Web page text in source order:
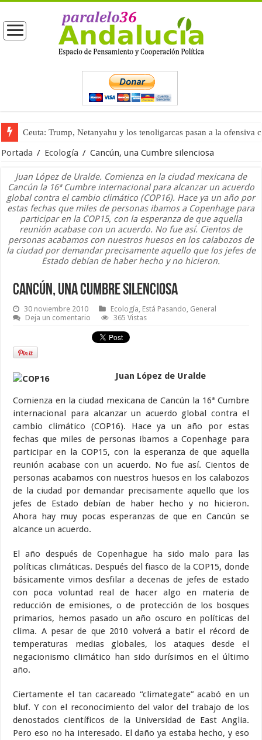
Ceuta: Trump, Netanyahu y los tenoligarcas pasan a la ofensiva
La masificación turística (tercera parte)
Portada / Ecología / Cancún, una Cumbre silenciosa
Juan López de Uralde. Comienza en la ciudad mexicana de
Cancún la 16ª Cumbre internacional para alcanzar un acuerdo
global contra el cambio climático (COP16). Hace ya un año por
estas fechas que miles de personas ibamos a Copenhage para
participar en la COP15, con la esperanza de que aquella
reunión acabase con un acuerdo. No fue así. Cientos de
personas acabamos con nuestros huesos en los calabozos de
la ciudad por demandar precisamente aquello que los jefes de
Estado debían de haber hecho y no hicieron.
Cancún, una Cumbre silenciosa
30 noviembre 2010 Ecología, Está Pasando, General
Deja un comentario
365 Vistas
Juan López de Uralde
Comienza en la ciudad mexicana de Cancún la 16ª Cumbre
internacional para alcanzar un acuerdo global contra el
cambio climático (COP16). Hace ya un año por estas
fechas que miles de personas ibamos a Copenhage para
participar en la COP15, con la esperanza de que aquella
reunión acabase con un acuerdo. No fue así. Cientos de
personas acabamos con nuestros huesos en los calabozos
de la ciudad por demandar precisamente aquello que los
jefes de Estado debían de haber hecho y no hicieron.
Ahora hay muy pocas esperanzas de que en Cancún se
alcance un acuerdo.
El año después de Copenhague ha sido malo para las
políticas climáticas. Después del fiasco de la COP15, donde
básicamente vimos desfilar a decenas de jefes de estado
con poca voluntad real de hacer algo en materia de
reducción de emisiones, o de protección de los bosques
primarios, hemos pasado un año oscuro en políticas del
clima. A pesar de que 2010 volverá a batir el récord de
temperaturas medias globales, los ataques desde el
negacionismo climático han sido durísimos en el último
año.
Ciertamente el tan cacareado “climategate” acabó en un
bluf. Y con el reconocimiento del valor del trabajo de los
denostados científicos de la Universidad de East Anglia.
Pero eso no ha interesado. El daño ya estaba hecho, y eso